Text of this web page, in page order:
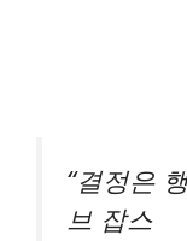
“결정은
브 잡스